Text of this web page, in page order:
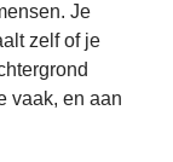
Je
zelf of je
vaak, en aan